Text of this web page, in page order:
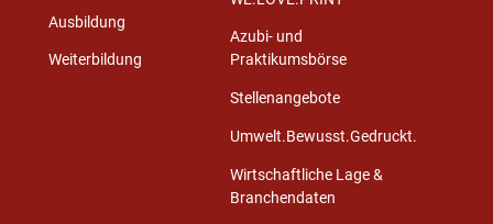
Ausbildung
Weiterbildung
Azubi- und
Praktikumsbörse
Stellenangebote
Umwelt.Bewusst.Gedruckt.
Wirtschaftliche Lage &
Branchendaten